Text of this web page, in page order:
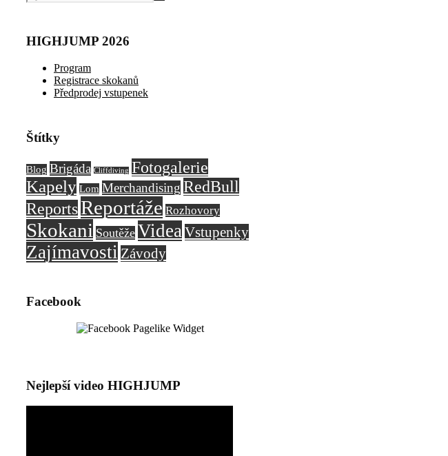
HIGHJUMP 2026
Program
Registrace skokanů
Předprodej vstupenek
Štítky
Blog Brigáda Cliffdiving Fotogalerie
Kapely Lom Merchandising RedBull
ReportsReportáže Rozhovory
Skokani Soutěže Videa Vstupenky
Zajímavosti Závody
Facebook
Nejlepší video HIGHJUMP